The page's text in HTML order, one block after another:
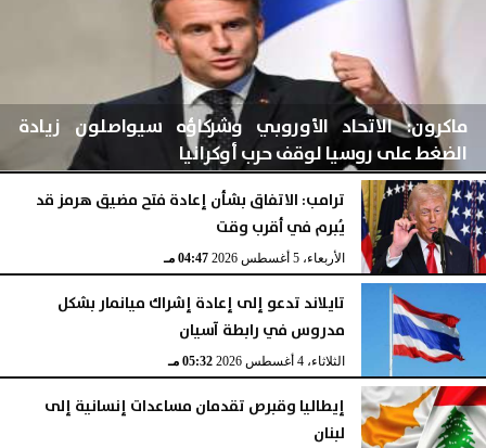
ماكرون: الاتحاد الأوروبي وشركاؤه سيواصلون زيادة
الضغط على روسيا لوقف حرب أوكرانيا
الأربعاء، 5 أغسطس 2026 04:48 مـ
ترامب: الاتفاق بشأن إعادة فتح مضيق هرمز قد
يُبرم في أقرب وقت
الأربعاء، 5 أغسطس 2026 04:47 مـ
تايلاند تدعو إلى إعادة إشراك ميانمار بشكل
مدروس في رابطة آسيان
الثلاثاء، 4 أغسطس 2026 05:32 مـ
إيطاليا وقبرص تقدمان مساعدات إنسانية إلى
لبنان